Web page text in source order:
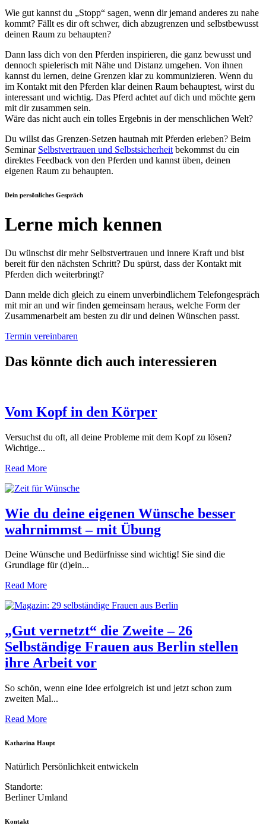
Wie gut kannst du „Stopp“ sagen, wenn dir jemand anderes zu nahe
kommt? Fällt es dir oft schwer, dich abzugrenzen und selbstbewusst
deinen Raum zu behaupten?
Dann lass dich von den Pferden inspirieren, die ganz bewusst und
dennoch spielerisch mit Nähe und Distanz umgehen. Von ihnen
kannst du lernen, deine Grenzen klar zu kommunizieren. Wenn du
im Kontakt mit den Pferden klar deinen Raum behauptest, wirst du
interessant und wichtig. Das Pferd achtet auf dich und möchte gern
mit dir zusammen sein.
Wäre das nicht auch ein tolles Ergebnis in der menschlichen Welt?
Du willst das Grenzen-Setzen hautnah mit Pferden erleben? Beim
Seminar Selbstvertrauen und Selbstsicherheit bekommst du ein
direktes Feedback von den Pferden und kannst üben, deinen
eigenen Raum zu behaupten.
Dein persönliches Gespräch
Lerne mich kennen
Du wünschst dir mehr Selbstvertrauen und innere Kraft und bist
bereit für den nächsten Schritt? Du spürst, dass der Kontakt mit
Pferden dich weiterbringt?
Dann melde dich gleich zu einem unverbindlichem Telefongespräch
mit mir an und wir finden gemeinsam heraus, welche Form der
Zusammenarbeit am besten zu dir und deinen Wünschen passt.
Termin vereinbaren
Das könnte dich auch interessieren
Vom Kopf in den Körper
Versuchst du oft, all deine Probleme mit dem Kopf zu lösen?
Wichtige...
Read More
Wie du deine eigenen Wünsche besser
wahrnimmst – mit Übung
Deine Wünsche und Bedürfnisse sind wichtig! Sie sind die
Grundlage für (d)ein...
Read More
„Gut vernetzt“ die Zweite – 26
Selbständige Frauen aus Berlin stellen
ihre Arbeit vor
So schön, wenn eine Idee erfolgreich ist und jetzt schon zum
zweiten Mal...
Read More
Katharina Haupt
Natürlich Persönlichkeit entwickeln
Standorte:
Berliner Umland
Kontakt